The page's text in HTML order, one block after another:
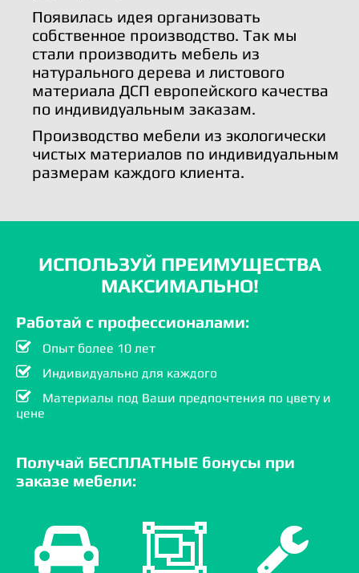
Появилась идея организовать
собственное производство. Так мы
стали производить мебель из
натурального дерева и листового
материала ДСП европейского качества
по индивидуальным заказам.
Производство мебели из экологически
чистых материалов по индивидуальным
размерам каждого клиента.
ИСПОЛЬЗУЙ ПРЕИМУЩЕСТВА
МАКСИМАЛЬНО!
Работай с профессионалами:
Опыт более 10 лет
Индивидуально для каждого
Материалы под Ваши предпочтения по цвету и
цене
Получай БЕСПЛАТНЫЕ бонусы при
заказе мебели: